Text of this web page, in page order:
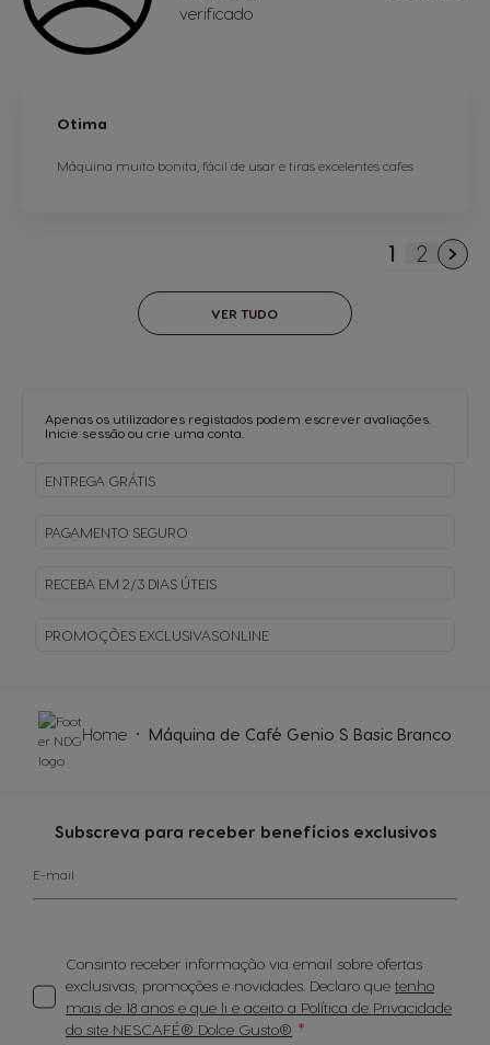
verificado
Otima
Máquina muito bonita, fácil de usar e tiras excelentes cafes
Está de
1 Página
2
VER TUDO
Apenas os utilizadores registados podem escrever avaliações.
Inicie sessão ou crie uma conta
ENTREGA GRÁTIS
PAGAMENTO SEGURO
RECEBA EM 2/3 DIAS ÚTEIS
PROMOÇÕES EXCLUSIVASONLINE
Subscreva para receber benefícios exclusivos
E-mail
Consinto receber informação via email sobre ofertas
exclusivas, promoções e novidades. Declaro que tenho
mais de 18 anos e que li e aceito a Política de Privacidade
do site NESCAFÉ® Dolce Gusto®
Home Máquina de Café Genio S Basic Branco